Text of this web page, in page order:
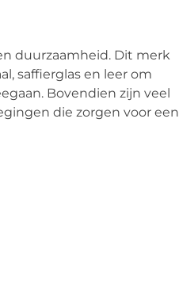
duurzaamheid. Dit merk
saffierglas en leer om
Bovendien zijn veel
die zorgen voor een